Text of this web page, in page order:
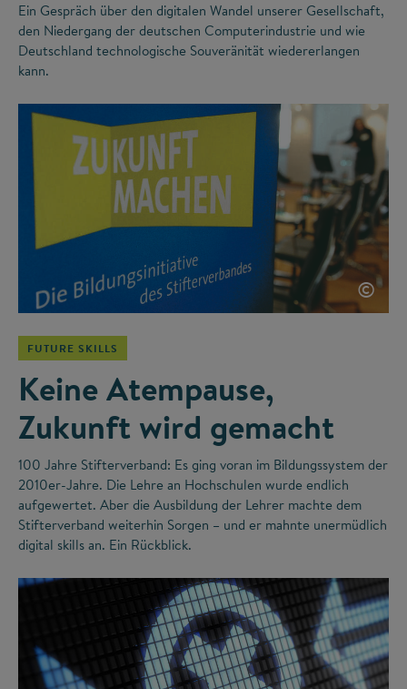
Ein Gespräch über den digitalen Wandel unserer Gesellschaft,
den Niedergang der deutschen Computerindustrie und wie
Deutschland technologische Souveränität wiedererlangen
kann.
©
FUTURE SKILLS
Keine Atempause,
Zukunft wird gemacht
100 Jahre Stifterverband: Es ging voran im Bildungssystem der
2010er-Jahre. Die Lehre an Hochschulen wurde endlich
aufgewertet. Aber die Ausbildung der Lehrer machte dem
Stifterverband weiterhin Sorgen – und er mahnte unermüdlich
digital skills an. Ein Rückblick.